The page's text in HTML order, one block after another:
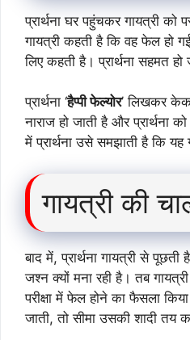
प्रार्थना घर पहुंचकर गायत्री को
गायत्री कहती है कि वह फेल
लिए कहती है। प्रार्थना सहमत हो
प्रार्थना ‘हैप्पी फेल्योर’ लिखकर
नाराज हो जाती है और प्रार्थना
में प्रार्थना उसे समझाती है कि यह
गायत्री की
बाद में, प्रार्थना गायत्री से
जश्न क्यों मना रही है। तब
परीक्षा में फेल होने का फैसला
जाती, तो सीमा उसकी शादी तय